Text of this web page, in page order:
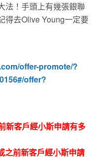
法！手頭上有幾張銀聯
得去Olive Young一定要
offer-promote/?
offer?
新客戶經小斯申請有多
之前新客戶經小斯申請